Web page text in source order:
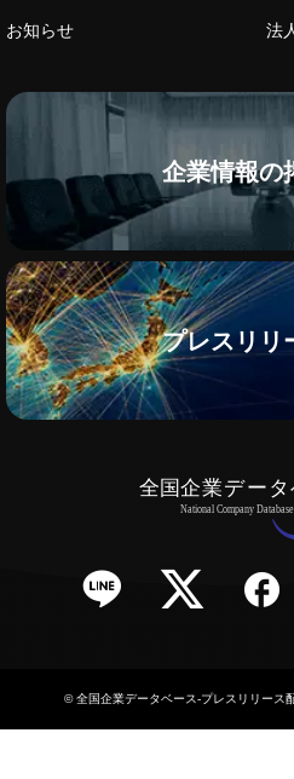
お知らせ 法
企業情報の
プレスリリ
Twitter Facebook YouTube
©全国企業データベース-プレスリリース